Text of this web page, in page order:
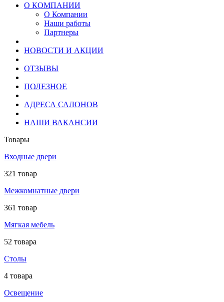
О КОМПАНИИ
О Компании
Наши работы
Партнеры
НОВОСТИ И АКЦИИ
ОТЗЫВЫ
ПОЛЕЗНОЕ
АДРЕСА САЛОНОВ
НАШИ ВАКАНСИИ
Товары
Входные двери
321 товар
Межкомнатные двери
361 товар
Мягкая мебель
52 товара
Столы
4 товара
Освещение